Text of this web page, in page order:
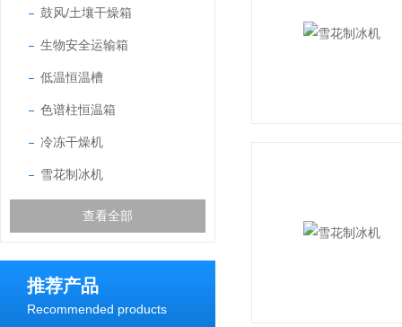
鼓风/土壤干燥箱
生物安全运输箱
低温恒温槽
色谱柱恒温箱
冷冻干燥机
雪花制冰机
查看全部
推荐产品
Recommended products